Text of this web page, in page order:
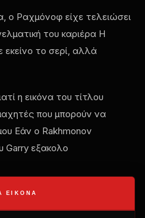
ο Ραχμόνοφ είχε τελειώσει
του καριέρα Η
το σερί, αλλά
η εικόνα του τίτλου
που μπορούν να
Εάν ο Rakhmonov
Garry εξακολο
ΕΙΚΌΝΑ